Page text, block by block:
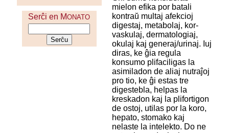
Serĉi en MONATO
mielon efika por batali
kontraŭ multaj afekcioj
digestaj, metabolaj, kor-
vaskulaj, dermatologiaj,
okulaj kaj generaj/urinaj. Iuj
diras, ke ĝia regula
konsumo plifaciligas la
asimiladon de aliaj nutraĵoj
pro tio, ke ĝi estas tre
digestebla, helpas la
kreskadon kaj la plifortigon
de ostoj, utilas por la koro,
hepato, stomako kaj
nelaste la intelekto. Do ne